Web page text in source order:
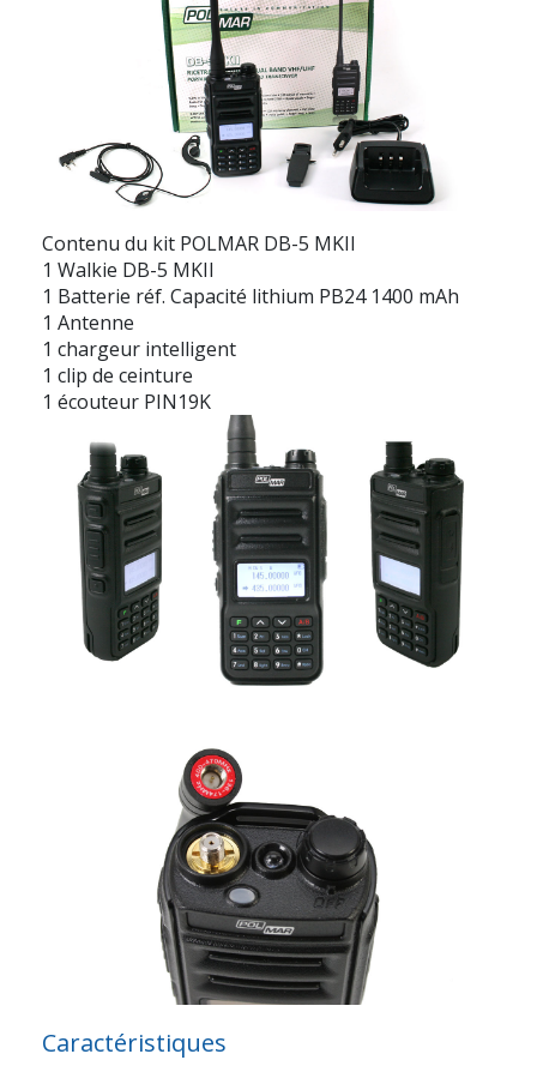
Contenu du kit POLMAR DB-5 MKII
1 Walkie DB-5 MKII
1 Batterie réf. Capacité lithium PB24 1400 mAh
1 Antenne
1 chargeur intelligent
1 clip de ceinture
1 écouteur PIN19K
Caractéristiques